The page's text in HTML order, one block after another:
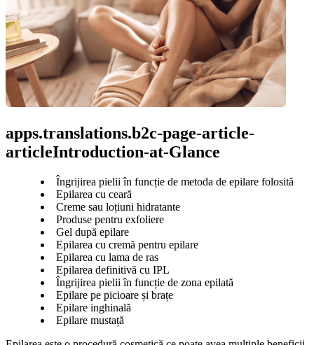
apps.translations.b2c-page-article-
articleIntroduction-at-Glance
Îngrijirea pielii în funcție de metoda de epilare folosită
Epilarea cu ceară
Creme sau loțiuni hidratante
Produse pentru exfoliere
Gel după epilare
Epilarea cu cremă pentru epilare
Epilarea cu lama de ras
Epilarea definitivă cu IPL
Îngrijirea pielii în funcție de zona epilată
Epilare pe picioare și brațe
Epilare inghinală
Epilare mustață